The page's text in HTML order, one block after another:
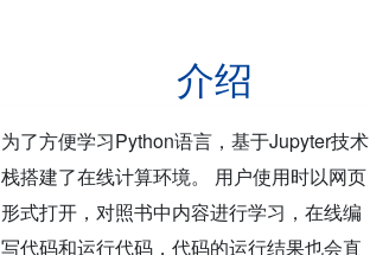
介绍
为了方便学习Python语言，基于Jupyter技术
栈搭建了在线计算环境。 用户使用时以网页
形式打开，对照书中内容进行学习，在线编
写代码和运行代码，代码的运行结果也会直